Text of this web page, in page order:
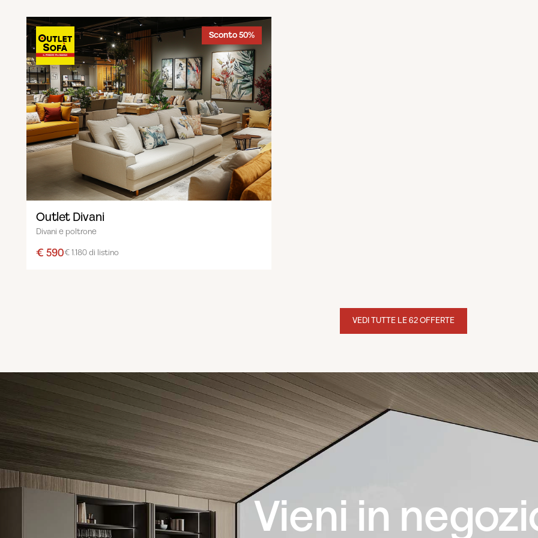
Sconto 50%
Outlet Divani
Divani e poltrone
€ 590€ 1.180 di listino
VEDI TUTTE LE 62 OFFERTE
Vieni in